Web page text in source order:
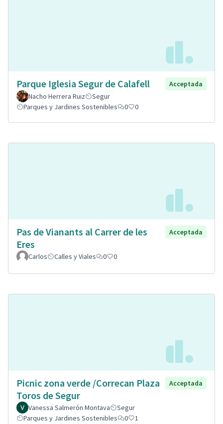
Parque Iglesia Segur de Calafell
Acceptada
Nacho Herrera Ruiz
Segur
Parques y Jardines Sostenibles
0 0
Pas de Vianants al Carrer de les
Eres
Acceptada
Carlos Calles y Viales 0 0
Picnic zona verde /Correcan Plaza
Toros de Segur
Acceptada
Vanessa Salmerón Montava
Segur
Parques y Jardines Sostenibles
0 1